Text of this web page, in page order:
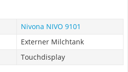
Nivona NIVO 9101
Externer Milchtank
Touchdisplay